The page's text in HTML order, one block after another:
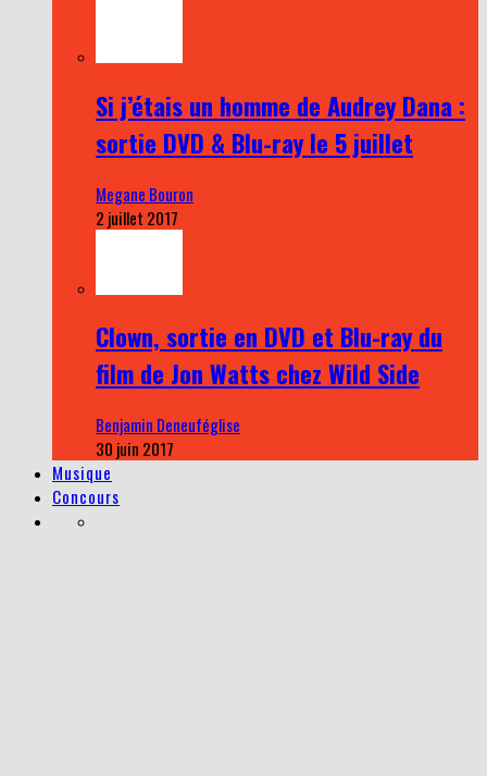
Si j’étais un homme de Audrey Dana :
sortie DVD & Blu-ray le 5 juillet
Megane Bouron
2 juillet 2017
Clown, sortie en DVD et Blu-ray du
film de Jon Watts chez Wild Side
Benjamin Deneuféglise
30 juin 2017
Musique
Concours